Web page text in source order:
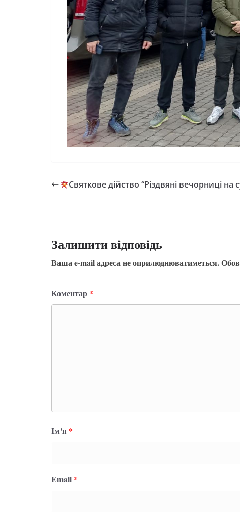
Святкове дійство “Різдвяні вечорниці на
Залишити відповідь
Ваша e-mail адреса не оприлюднюватиметься.
Коментар *
Ім'я *
Email *